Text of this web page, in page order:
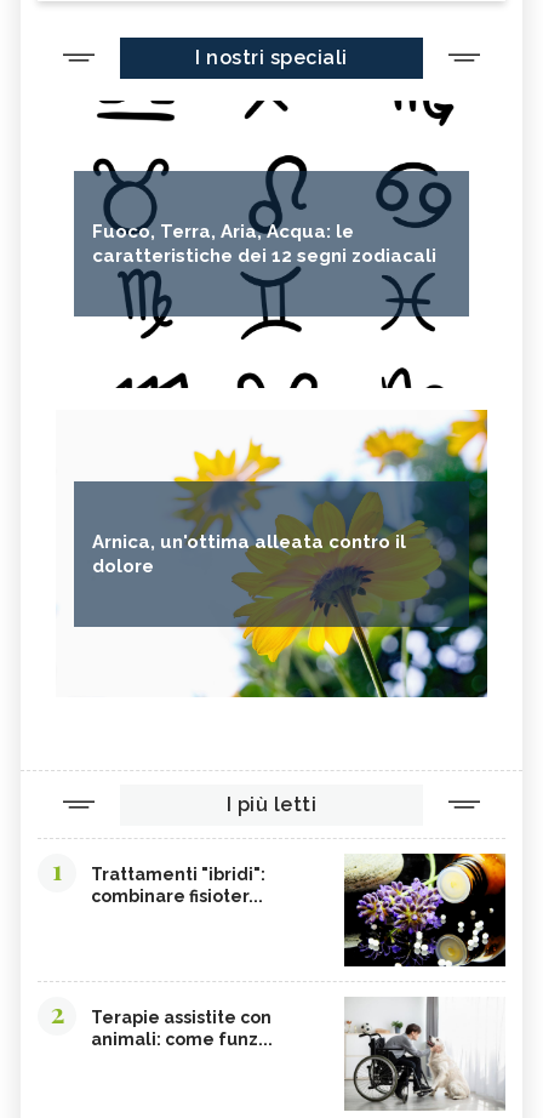
I nostri speciali
Fuoco, Terra, Aria, Acqua: le
caratteristiche dei 12 segni zodiacali
Arnica, un'ottima alleata contro il
dolore
I più letti
1
Trattamenti "ibridi":
combinare fisioter...
2
Terapie assistite con
animali: come funz...